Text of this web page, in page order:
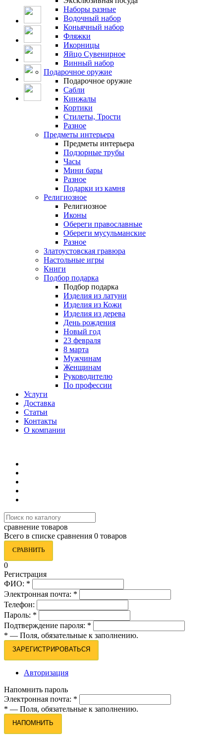
Наборы разные
Водочный набор
Коньячный набор
Фляжки
Икорницы
Яйцо Сувенирное
Винный набор
Подарочное оружие
Подарочное оружие
Сабли
Кинжалы
Кортики
Стилеты, Трости
Разное
Предметы интерьера
Предметы интерьера
Подзорные трубы
Часы
Мини бары
Разное
Подарки из камня
Религиозное
Религиозное
Иконы
Обереги православные
Обереги мусульманские
Разное
Златоустовская гравюра
Настольные игры
Книги
Подбор подарка
Подбор подарка
Изделия из латуни
Изделия из Кожи
Изделия из дерева
День рождения
Новый год
23 февраля
8 марта
Мужчинам
Женщинам
Руководителю
По профессии
Услуги
Доставка
Статьи
Контакты
О компании
сравнение товаров
Всего в списке сравнения 0 товаров
СРАВНИТЬ
0
Регистрация
ФИО: *
Электронная почта: *
Телефон:
Пароль: *
Подтверждение пароля: *
* — Поля, обязательные к заполнению.
ЗАРЕГИСТРИРОВАТЬСЯ
Авторизация
Напомнить пароль
Электронная почта: *
* — Поля, обязательные к заполнению.
НАПОМНИТЬ